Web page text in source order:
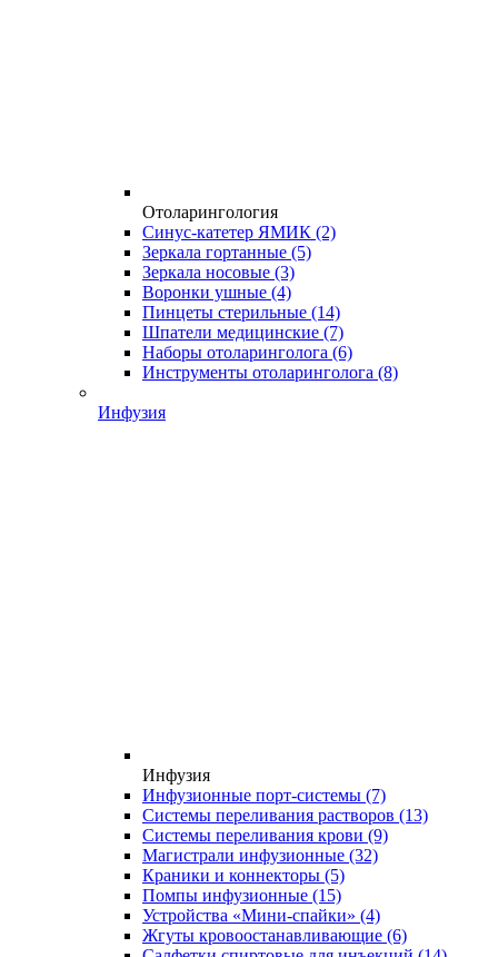
Отоларингология
Синус-катетер ЯМИК (2)
Зеркала гортанные (5)
Зеркала носовые (3)
Воронки ушные (4)
Пинцеты стерильные (14)
Шпатели медицинские (7)
Наборы отоларинголога (6)
Инструменты отоларинголога (8)
Инфузия
Инфузия
Инфузионные порт-системы (7)
Системы переливания растворов (13)
Системы переливания крови (9)
Магистрали инфузионные (32)
Краники и коннекторы (5)
Помпы инфузионные (15)
Устройства «Мини-спайки» (4)
Жгуты кровоостанавливающие (6)